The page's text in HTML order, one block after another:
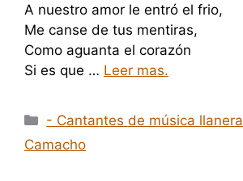
A nuestro amor le entró el frio,
Me canse de tus mentiras,
Como aguanta el corazón
Si es que … Leer mas.
Categorías
- Cantantes de música llanera
Camacho